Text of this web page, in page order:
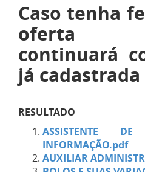
Caso tenha
oferta
continuará
já cadastrada
RESULTADO
ASSISTENTE
INFORMAÇÃO.pdf
AUXILIAR